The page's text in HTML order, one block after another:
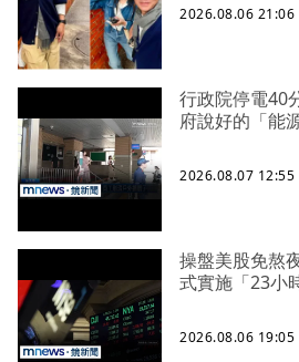
2026.08.06 21:06
行政院停電
府說好的「能
2026.08.07 12:55
操盤美股免熬
式實施「23小
2026.08.06 19:05